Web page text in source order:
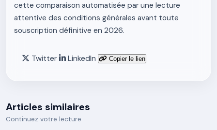
cette comparaison automatisée par une lecture
attentive des conditions générales avant toute
souscription définitive en 2026.
Twitter LinkedIn Copier le lien
Articles similaires
Continuez votre lecture